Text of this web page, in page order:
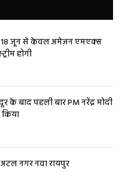
18 जून से केवल अमेज़न एमएक्स
होगी
के बाद पहली बार PM नरेंद्र मोदी
किया
नगर नवा रायपुर